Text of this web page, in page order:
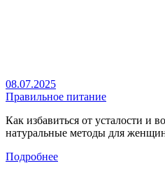
08.07.2025
Правильное питание
Как избавиться от усталости и
натуральные методы для
Подробнее